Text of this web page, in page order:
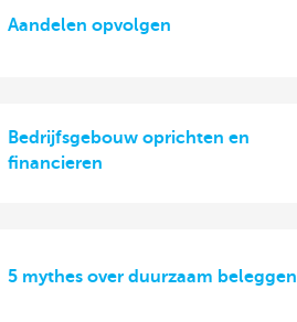
Aandelen opvolgen
Bedrijfsgebouw oprichten en
financieren
5 mythes over duurzaam beleggen